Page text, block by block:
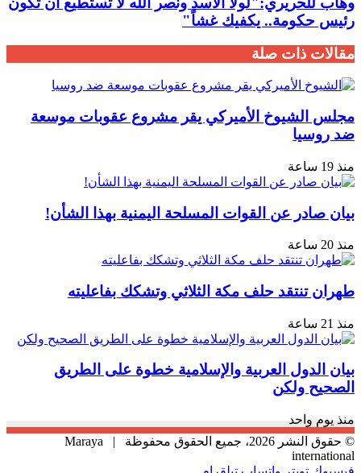
رئيس حكومة.. يكفيك غشاً"
مقالات ذات صلة
مجلس الشيوخ الأميركي يقر مشروع عقوبات موسعة
ضد روسيا
منذ 19 ساعة
بيان صادر عن القوات المسلحة اليمنية بهذا الشأن!
منذ 20 ساعة
طهران تنتقد حلف مكة الثلاثي وتشكك بفاعليته
منذ 21 ساعة
بيان الدول العربية والإسلامية خطوة على الطريق
الصحيح ولكن
منذ يوم واحد
© حقوق النشر 2026، جميع الحقوق محفوظة |
Maraya
international